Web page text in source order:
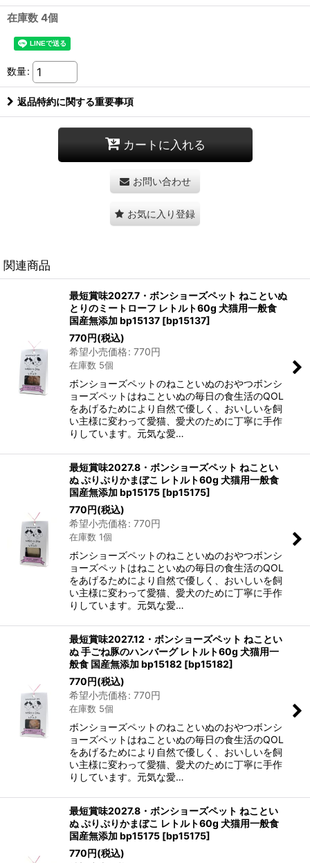
在庫数 4個
数量:
返品特約に関する重要事項
カートに入れる
お問い合わせ
お気に入り登録
関連商品
最短賞味2027.7・ボンショーズペット ねこといぬ
とりのミートローフ レトルト60g 犬猫用一般食
国産無添加 bp15137 [bp15137]
770円(税込)
希望小売価格: 770円
在庫数 5個
ボンショーズペットのねこといぬのおやつボンシ
ョーズペットはねこといぬの毎日の食生活のQOL
をあげるためにより自然で優しく、おいしいを飼
い主様に変わって愛猫、愛犬のために丁寧に手作
りしています。元気な愛…
最短賞味2027.8・ボンショーズペット ねことい
ぬ ぷりぷりかまぼこ レトルト60g 犬猫用一般食
国産無添加 bp15175 [bp15175]
770円(税込)
希望小売価格: 770円
在庫数 1個
ボンショーズペットのねこといぬのおやつボンシ
ョーズペットはねこといぬの毎日の食生活のQOL
をあげるためにより自然で優しく、おいしいを飼
い主様に変わって愛猫、愛犬のために丁寧に手作
りしています。元気な愛…
最短賞味2027.12・ボンショーズペット ねことい
ぬ 手ごね豚のハンバーグ レトルト60g 犬猫用一
般食 国産無添加 bp15182 [bp15182]
770円(税込)
希望小売価格: 770円
在庫数 5個
ボンショーズペットのねこといぬのおやつボンシ
ョーズペットはねこといぬの毎日の食生活のQOL
をあげるためにより自然で優しく、おいしいを飼
い主様に変わって愛猫、愛犬のために丁寧に手作
りしています。元気な愛…
最短賞味2027.8・ボンショーズペット ねことい
ぬ ぷりぷりかまぼこ レトルト60g 犬猫用一般食
国産無添加 bp15175 [bp15175]
770円(税込)